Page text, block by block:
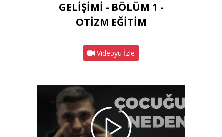
GELİŞİMİ - BÖLÜM 1 -
OTİZM EĞİTİM
Videoyu İzle